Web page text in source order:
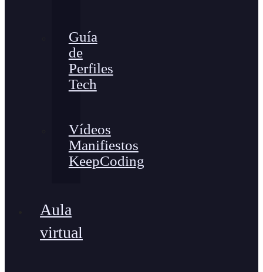
Guía
de
Perfiles
Tech
Vídeos
Manifiestos
KeepCoding
Aula
virtual